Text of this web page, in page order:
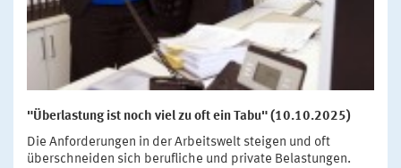
"Überlastung ist noch viel zu oft ein Tabu" (10.10.2025)
Die Anforderungen in der Arbeitswelt steigen und oft
überschneiden sich berufliche und private Belastungen.